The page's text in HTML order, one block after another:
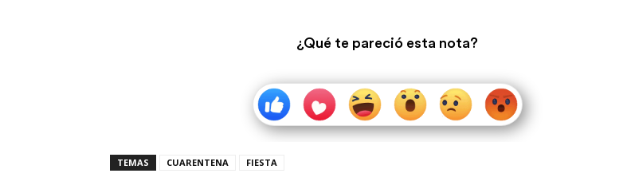
¿Qué te pareció esta nota?
TEMAS CUARENTENA FIESTA